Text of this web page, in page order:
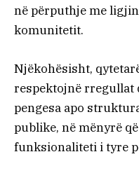
në përputhje me
komunitetit.
Njëkohësisht,
respektojnë rregullat
pengesa apo
publike, në mënyrë
funksionaliteti i tyre